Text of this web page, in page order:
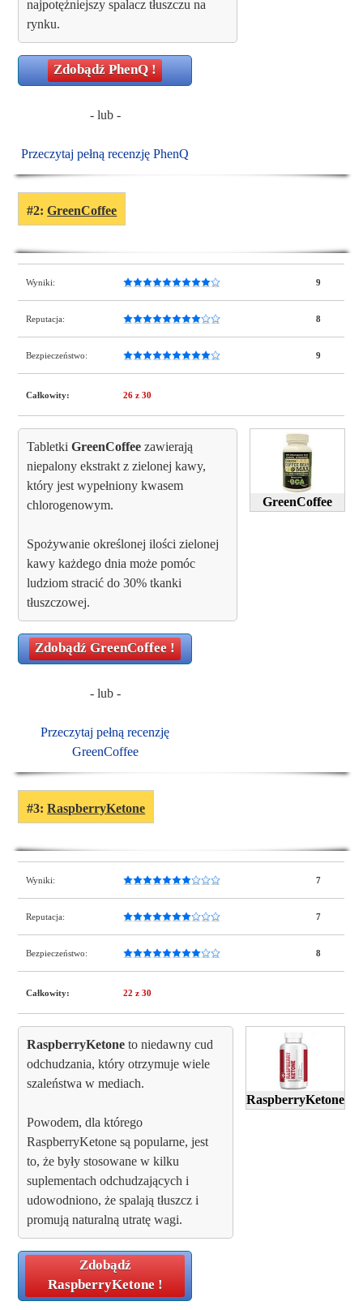
najpotężniejszy spalacz tłuszczu na
rynku.
ZdobądźPhenQ!
- lub -
Przeczytaj pełną recenzję PhenQ
#2:GreenCoffee
Wyniki: 9
Reputacja: 8
Bezpieczeństwo: 9
Całkowity: 26 z 30
GreenCoffee
TabletkiGreenCoffee zawierają
niepalony ekstrakt z zielonej kawy,
który jest wypełniony kwasem
chlorogenowym.
Spożywanie określonej ilości zielonej
kawy każdego dnia może pomóc
ludziom stracić do 30% tkanki
tłuszczowej.
ZdobądźGreenCoffee!
- lub -
Przeczytaj pełną recenzję
GreenCoffee
#3:RaspberryKetone
Wyniki: 7
Reputacja: 7
Bezpieczeństwo: 8
Całkowity: 22 z 30
RaspberryKetone
RaspberryKetone to niedawny cud
odchudzania, który otrzymuje wiele
szaleństwa w mediach.
Powodem, dla którego
RaspberryKetone są popularne, jest
to, że były stosowane w kilku
suplementach odchudzających i
udowodniono, że spalają tłuszcz i
promują naturalną utratę wagi.
Zdobądź
RaspberryKetone!